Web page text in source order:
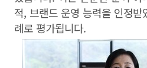
적, 브랜드 운영 능력을 인정
례로 평가됩니다.